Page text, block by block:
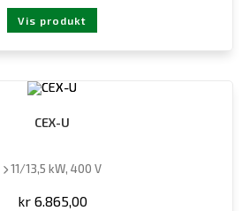
Vis produkt
CEX-U
11/13,5 kW, 400 V
kr6.865,00